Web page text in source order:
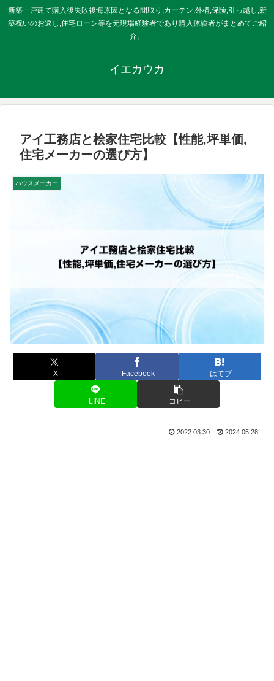
新築一戸建て購入後失敗後悔原因となる間取り,カーテン,外構,保険,引っ越し,新
築祝いのお返し,住宅ローン等を元現場経験者であり購入体験者がまとめてご紹
介。
イエカウカ
アイ工務店と桧家住宅比較【性能,坪単価,
住宅メーカーの選び方】
ハウスメーカー
X Facebook はてブ
LINE コピー
2022.03.30 2024.05.28